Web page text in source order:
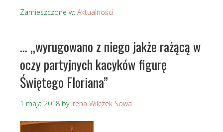
Zamieszczone w: Aktualności
… „wyrugowano z niego jakże rażącą w
oczy partyjnych kacyków figurę
Świętego Floriana”
1 maja 2018 by Irena Wilczek Sowa